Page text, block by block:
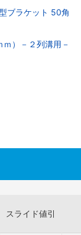
ブラケット 50角
ｍ）－２列溝用－
スライド値引